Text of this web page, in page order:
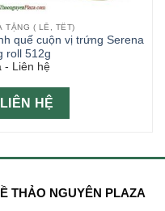
TẶNG ( LỄ, TẾT)
quế cuộn vị trứng Serena
roll 512g
- Liên hệ
LIÊN HỆ
THẢO NGUYÊN PLAZA